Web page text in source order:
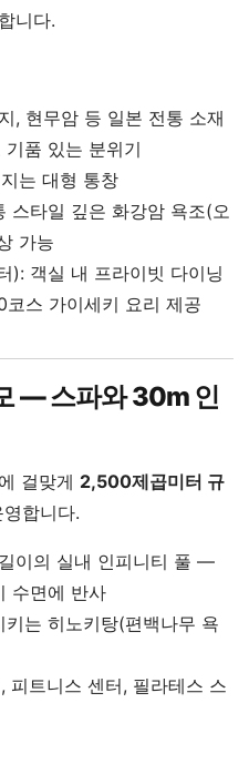
니다.
, 현무암 등 일본 전통 소재
품 있는 분위기
는 대형 통창
스타일 깊은 화강암 욕조(오
가능
): 객실 내 프라이빗 다이닝
코스 가이세키 요리 제공
— 스파와 30m 인
걸맞게 2,500제곱미터 규
합니다.
이의 실내 인피니티 풀 —
수면에 반사
는 히노키탕(편백나무 욕
피트니스 센터, 필라테스 스